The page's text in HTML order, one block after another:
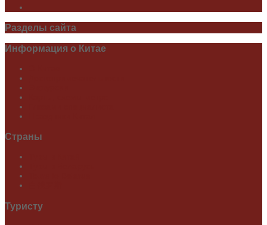
Разделы сайта
Информация о Китае
Страны
Туристу